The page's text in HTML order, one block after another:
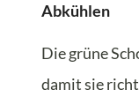
Abkühlen
Die grüne
damit sie